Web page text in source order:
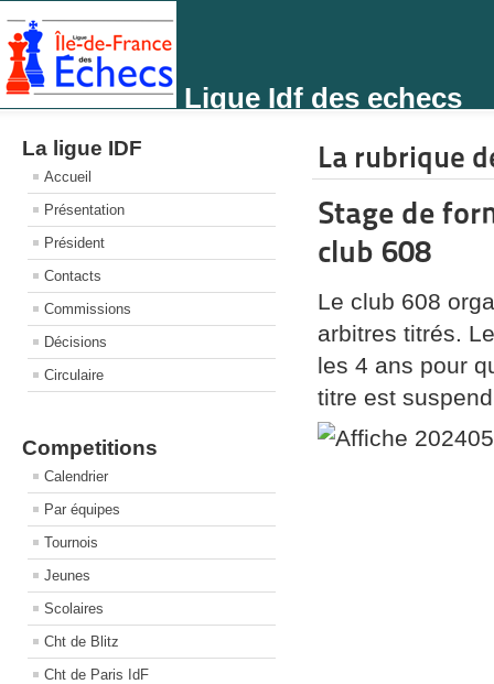
Ligue Idf des echecs
La ligue IDF
Accueil
Présentation
Président
Contacts
Commissions
Décisions
Circulaire
Competitions
Calendrier
Par équipes
Tournois
Jeunes
Scolaires
Cht de Blitz
Cht de Paris IdF
La rubrique
Stage de
club 608
Le club 608
arbitres titrés.
les 4 ans pour
titre est